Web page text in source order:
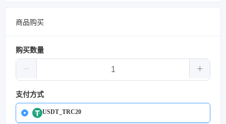
商品购买
购买数量
支付方式
USDT_TRC20